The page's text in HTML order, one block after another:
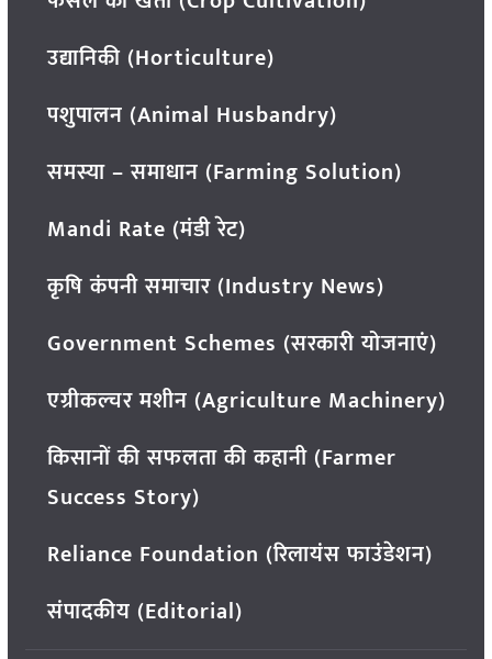
उद्यानिकी (Horticulture)
पशुपालन (Animal Husbandry)
समस्या – समाधान (Farming Solution)
Mandi Rate (मंडी रेट)
कृषि कंपनी समाचार (Industry News)
Government Schemes (सरकारी योजनाएं)
एग्रीकल्चर मशीन (Agriculture Machinery)
किसानों की सफलता की कहानी (Farmer
Success Story)
Reliance Foundation (रिलायंस फाउंडेशन)
संपादकीय (Editorial)